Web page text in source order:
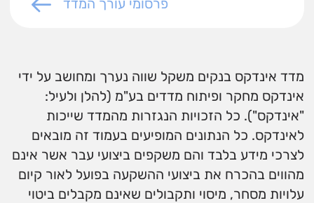
פרסומי עורך המדד
מדד אינדקס בנקים משקל שווה נערך ומחושב על ידי
אינדקס מחקר ופיתוח מדדים בע"מ (להלן ולעיל:
"אינדקס"). כל הזכויות הנגזרות מהמדד שייכות
לאינדקס. כל הנתונים המופיעים בעמוד זה מובאים
לצרכי מידע בלבד והם משקפים ביצועי עבר אשר אינם
מהווים בהכרח את ביצועי ההשקעה בפועל לאור קיום
עלויות מסחר, מיסוי ותקבולים שאינם מקבלים ביטוי